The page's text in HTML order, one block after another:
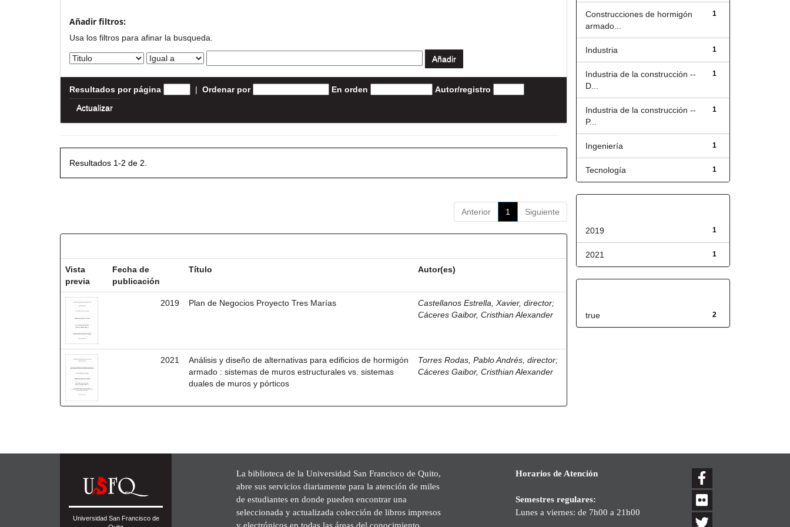
Añadir filtros:
Usa los filtros para afinar la busqueda.
Resultados por página | Ordenar por En orden Autor/registro
Resultados 1-2 de 2.
Anterior 1 Siguiente
Vista
previa
Fecha de
publicación
Título Autor(es)
2019 Plan de Negocios Proyecto Tres Marías Castellanos Estrella, Xavier, director;
Cáceres Gaibor, Cristhian Alexander
2021
Análisis y diseño de alternativas para edificios de hormigón
armado : sistemas de muros estructurales vs. sistemas
duales de muros y pórticos
Torres Rodas, Pablo Andrés, director;
Cáceres Gaibor, Cristhian Alexander
1
Construcciones de hormigón
armado...
1
Industria
1
Industria de la construcción --
D...
1
Industria de la construcción --
P...
1
Ingeniería
1
Tecnología
1
2019
1
2021
2
true
Universidad San Francisco de
La biblioteca de la Universidad San Francisco de Quito,
abre sus servicios diariamente para la atención de miles
de estudiantes en donde pueden encontrar una
seleccionada y actualizada colección de libros impresos
y electrónicos en todas las áreas del conocimiento,
Horarios de Atención
Semestres regulares:
Lunes a viernes: de 7h00 a 21h00